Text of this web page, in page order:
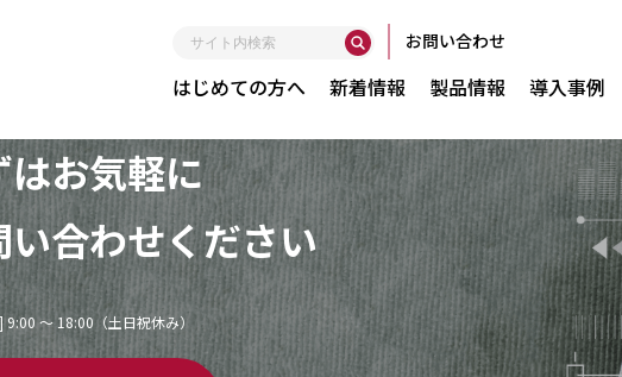
はじめての方へ 新着情報 製品情報
レガシー化しない
短期間で実現
導入事例
イ
内
検
索
お問い合わせ
はお気軽に
い合わせください
〜 18:00（土日祝休み）